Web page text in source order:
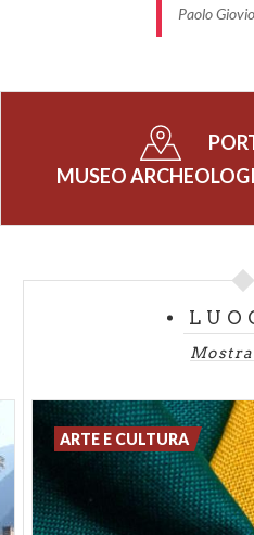
Paolo
MUSEO
ARTE E CULTURA